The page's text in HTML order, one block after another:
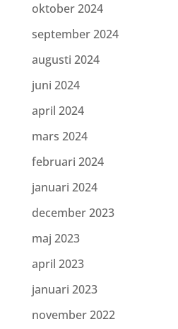
oktober 2024
september 2024
augusti 2024
juni 2024
april 2024
mars 2024
februari 2024
januari 2024
december 2023
maj 2023
april 2023
januari 2023
november 2022